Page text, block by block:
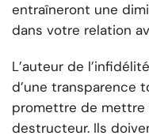
entraîneront une
dans votre relation
L’auteur de
d’une transparence
promettre de
destructeur. Ils